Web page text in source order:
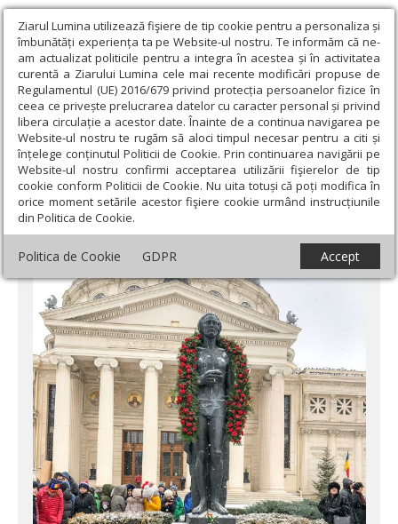
Ziarul Lumina utilizează fişiere de tip cookie pentru a personaliza și
îmbunătăți experiența ta pe Website-ul nostru. Te informăm că ne-
am actualizat politicile pentru a integra în acestea și în activitatea
curentă a Ziarului Lumina cele mai recente modificări propuse de
Regulamentul (UE) 2016/679 privind protecția persoanelor fizice în
ceea ce privește prelucrarea datelor cu caracter personal și privind
libera circulație a acestor date. Înainte de a continua navigarea pe
Website-ul nostru te rugăm să aloci timpul necesar pentru a citi și
înțelege conținutul Politicii de Cookie. Prin continuarea navigării pe
Website-ul nostru confirmi acceptarea utilizării fişierelor de tip
cookie conform Politicii de Cookie. Nu uita totuși că poți modifica în
orice moment setările acestor fişiere cookie urmând instrucțiunile
din Politica de Cookie.
Politica de Cookie GDPR Accept
Ziarul Lumina › Societate › Actualitate socială › Hlamidă de flori
pe umerii statuii lui Eminescu
Hlamidă de flori pe umerii statuii lui
Eminescu